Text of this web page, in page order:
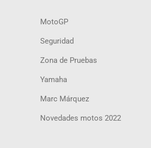
MotoGP
Seguridad
Zona de Pruebas
Yamaha
Marc Márquez
Novedades motos 2022